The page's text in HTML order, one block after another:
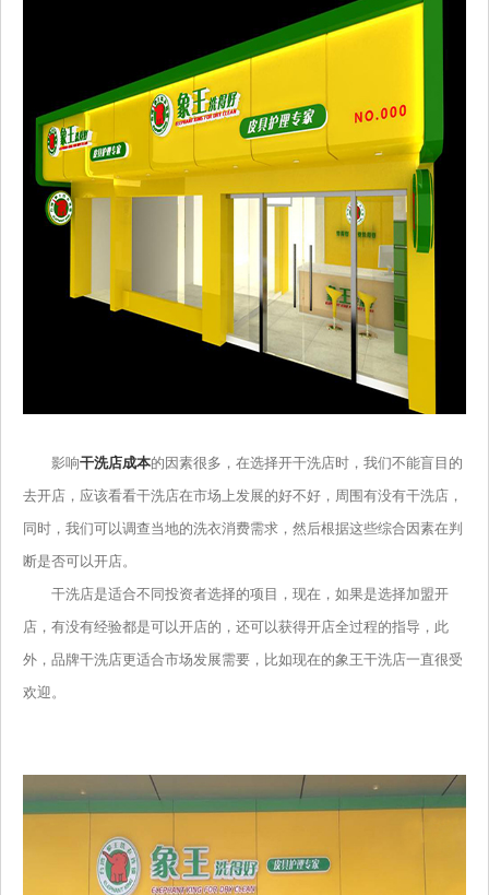
影响干洗店成本的因素很多，在选择开干洗店时，我们不能盲目的
去开店，应该看看干洗店在市场上发展的好不好，周围有没有干洗店，
同时，我们可以调查当地的洗衣消费需求，然后根据这些综合因素在判
断是否可以开店。
干洗店是适合不同投资者选择的项目，现在，如果是选择加盟开
店，有没有经验都是可以开店的，还可以获得开店全过程的指导，此
外，品牌干洗店更适合市场发展需要，比如现在的象王干洗店一直很受
欢迎。